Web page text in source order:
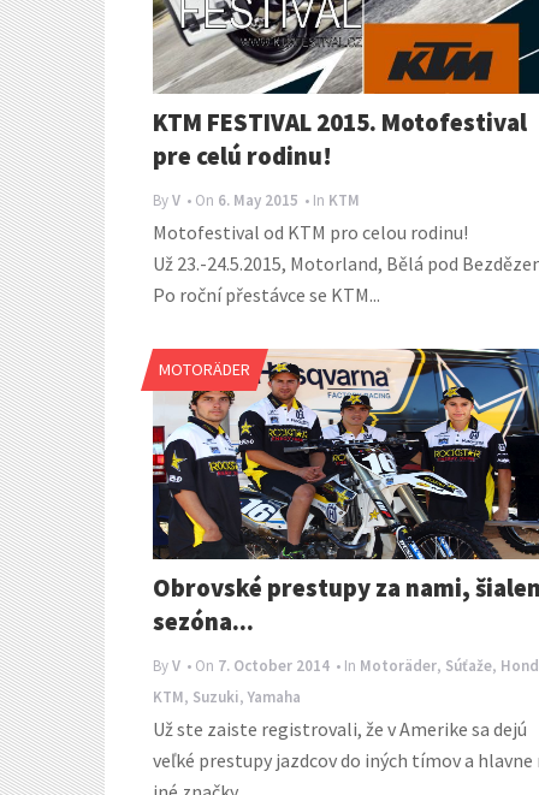
KTM FESTIVAL 2015. Motofestival
pre celú rodinu!
ByV • On 6. May 2015 • In KTM
Motofestival od KTM pro celou rodinu!
Už 23.-24.5.2015, Motorland, Bělá pod
Po roční přestávce se KTM...
MOTORÄDER
Obrovské prestupy za nami,
sezóna...
ByV • On 7. October 2014 • In Motoräder, Súťaže,
KTM, Suzuki,Yamaha
Už ste zaiste registrovali, že v Amerike sa dejú
veľké prestupy jazdcov do iných tímov a hlavne